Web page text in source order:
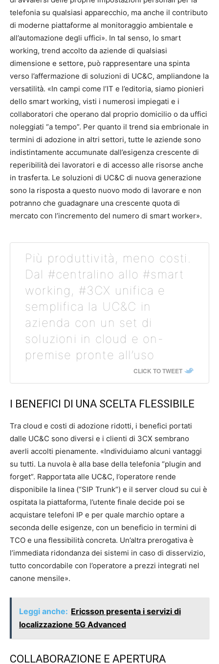
telefonia su qualsiasi apparecchio, ma anche il contributo
di moderne piattaforme al monitoraggio ambientale e
all’automazione degli uffici». In tal senso, lo smart
working, trend accolto da aziende di qualsiasi
dimensione e settore, può rappresentare una spinta
verso l’affermazione di soluzioni di UC&C, ampliandone la
versatilità. «In campi come l’IT e l’editoria, siamo pionieri
dello smart working, visti i numerosi impiegati e i
collaboratori che operano dal proprio domicilio o da uffici
noleggiati “a tempo”. Per quanto il trend sia embrionale in
termini di adozione in altri settori, tutte le aziende sono
indistintamente accumunate dall’esigenza crescente di
reperibilità dei lavoratori e di accesso alle risorse anche
in trasferta. Le soluzioni di UC&C di nuova generazione
sono la risposta a questo nuovo modo di lavorare e non
potranno che guadagnare una crescente quota di
mercato con l’incremento del numero di smart worker».
Più produttività, meno costi.
Dal #centralino allo #smart
working, #3CX unifica e
semplifica la UC&C in
azienda con un set di
soluzioni in cloud e on-
premise pronte all’uso
CLICK TO TWEET
I BENEFICI DI UNA SCELTA FLESSIBILE
Tra cloud e costi di adozione ridotti, i benefici portati
dalle UC&C sono diversi e i clienti di 3CX sembrano
averli accolti pienamente. «Individuiamo alcuni vantaggi
su tutti. La nuvola è alla base della telefonia “plugin and
forget”. Rapportata alle UC&C, l’operatore rende
disponibile la linea (“SIP Trunk”) e il server cloud su cui è
ospitata la piattaforma, l’utente finale decide poi se
acquistare telefoni IP e per quale marchio optare a
seconda delle esigenze, con un beneficio in termini di
TCO e una flessibilità concreta. Un’altra prerogativa è
l’immediata ridondanza dei sistemi in caso di disservizio,
tutto concordabile con l’operatore a prezzi integrati nel
canone mensile».
Leggi anche: Ericsson presenta i servizi di
localizzazione 5G Advanced
COLLABORAZIONE E APERTURA